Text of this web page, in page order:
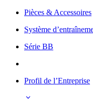
Pièces & Accessoires
Système
Série BB
Profil de l’Entreprise